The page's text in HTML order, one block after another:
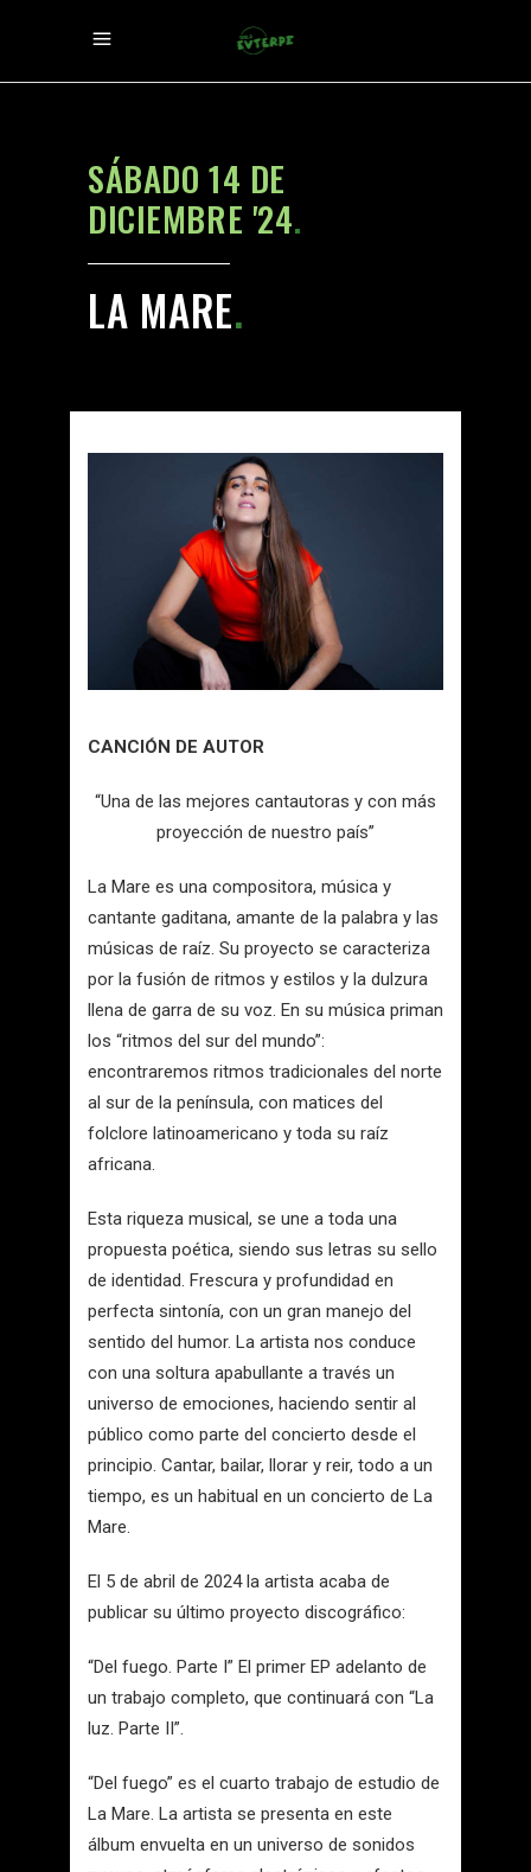
SÁBADO 14 DE
DICIEMBRE '24.
LA MARE.
CANCIÓN DE AUTOR
“Una de las mejores cantautoras y con más
proyección de nuestro país”
La Mare es una compositora, música y
cantante gaditana, amante de la palabra y las
músicas de raíz. Su proyecto se caracteriza
por la fusión de ritmos y estilos y la dulzura
llena de garra de su voz. En su música priman
los “ritmos del sur del mundo”:
encontraremos ritmos tradicionales del norte
al sur de la península, con matices del
folclore latinoamericano y toda su raíz
africana.
Esta riqueza musical, se une a toda una
propuesta poética, siendo sus letras su sello
de identidad. Frescura y profundidad en
perfecta sintonía, con un gran manejo del
sentido del humor. La artista nos conduce
con una soltura apabullante a través un
universo de emociones, haciendo sentir al
público como parte del concierto desde el
principio. Cantar, bailar, llorar y reir, todo a un
tiempo, es un habitual en un concierto de La
Mare.
El 5 de abril de 2024 la artista acaba de
publicar su último proyecto discográfico:
“Del fuego. Parte I” El primer EP adelanto de
un trabajo completo, que continuará con “La
luz. Parte II”.
“Del fuego” es el cuarto trabajo de estudio de
La Mare. La artista se presenta en este
álbum envuelta en un universo de sonidos